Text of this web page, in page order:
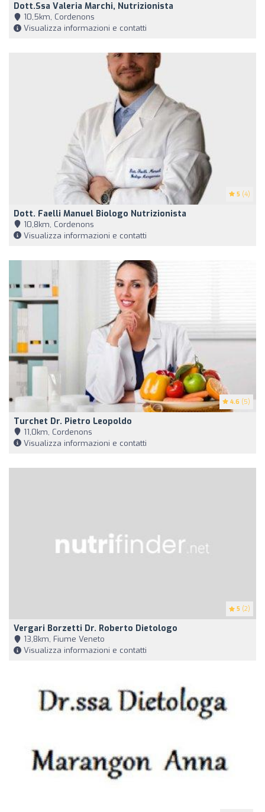
Dott.ssa Valeria Marchi, Nutrizionista
10,5km, Cordenons
Visualizza informazioni e contatti
5 (4)
Dott. Faelli Manuel Biologo Nutrizionista
10,8km, Cordenons
Visualizza informazioni e contatti
4.6 (5)
Turchet Dr. Pietro Leopoldo
11,0km, Cordenons
Visualizza informazioni e contatti
5 (2)
Vergari Borzetti Dr. Roberto Dietologo
13,8km, Fiume Veneto
Visualizza informazioni e contatti